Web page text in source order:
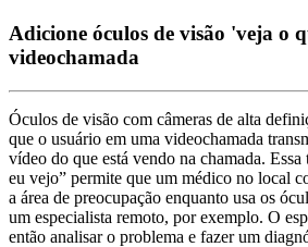
Adicione óculos de visão 'veja o
videochamada
Óculos de visão com câmeras de alta defini
que o usuário em uma videochamada
vídeo do que está vendo na chamada. Essa
eu vejo” permite que um médico no local
a área de preocupação enquanto usa os ó
um especialista remoto, por exemplo. O
então analisar o problema e fazer um diagn